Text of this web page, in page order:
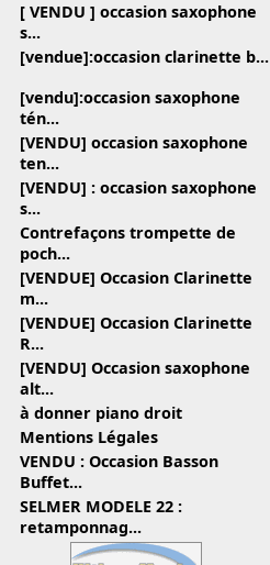
[ VENDU ] occasion saxophone
s...
[vendue]:occasion clarinette b...
[vendu]:occasion saxophone
tén...
[VENDU] occasion saxophone
ten...
[VENDU] : occasion saxophone
s...
Contrefaçons trompette de
poch...
[VENDUE] Occasion Clarinette
m...
[VENDUE] Occasion Clarinette
R...
[VENDU] Occasion saxophone
alt...
à donner piano droit
Mentions Légales
VENDU : Occasion Basson
Buffet...
SELMER MODELE 22 :
retamponnag...